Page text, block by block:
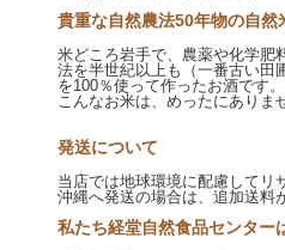
貴重な自然農法50年物の自然
米どころ岩手で、農薬や化学肥
法を半世紀以上も（一番古い田
を100％使って作ったお酒です。
こんなお米は、めったにありま
発送について
当店では地球環境に配慮してリ
沖縄へ発送の場合は、追加送料
私たち経堂自然食品センター